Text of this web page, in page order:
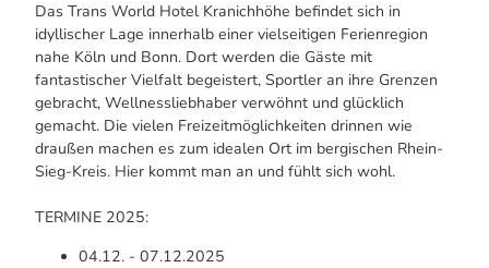
Das Trans World Hotel Kranichhöhe befindet sich in
idyllischer Lage innerhalb einer vielseitigen Ferienregion
nahe Köln und Bonn. Dort werden die Gäste mit
fantastischer Vielfalt begeistert, Sportler an ihre Grenzen
gebracht, Wellnessliebhaber verwöhnt und glücklich
gemacht. Die vielen Freizeitmöglichkeiten drinnen wie
draußen machen es zum idealen Ort im bergischen Rhein-
Sieg-Kreis. Hier kommt man an und fühlt sich wohl.
TERMINE 2025:
04.12. - 07.12.2025